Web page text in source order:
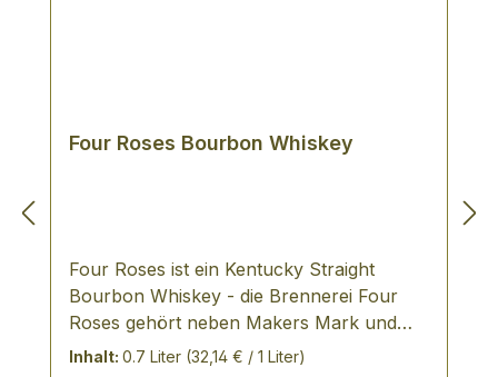
Four Roses Bourbon Whiskey
Four Roses ist ein Kentucky Straight
Bourbon Whiskey - die Brennerei Four
Roses gehört neben Makers Mark und
Labrot & Graham zu den
Inhalt: 0.7 Liter (32,14 € / 1 Liter)